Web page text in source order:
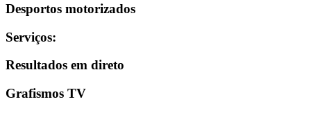
Desportos motorizados
Serviços:
Resultados em direto
Grafismos TV